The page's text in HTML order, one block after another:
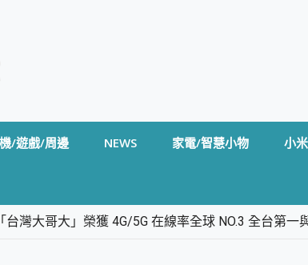
/遊戲/周邊 NEWS 家電/智慧小物 小
灣大哥大」榮獲 4G/5G 在線率全球 NO.3 全台第一